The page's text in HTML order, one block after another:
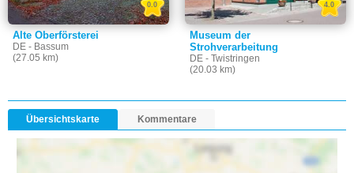
Alte Oberförsterei
DE - Bassum
(27.05 km)
0.0
Museum der
Strohverarbeitung
DE - Twistringen
(20.03 km)
4.0
Übersichtskarte Kommentare